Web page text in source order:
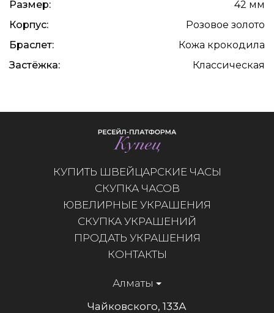
Размер:
42 мм
Корпус:
Розовое золото
Браслет:
Кожа крокодила
Застёжка:
Классическая
КУПИТЬ ШВЕЙЦАРСКИЕ ЧАСЫ
СКУПКА ЧАСОВ
ЮВЕЛИРНЫЕ УКРАШЕНИЯ
СКУПКА УКРАШЕНИЙ
ПРОДАТЬ УКРАШЕНИЯ
КОНТАКТЫ
Алматы
Чайковского, 133А